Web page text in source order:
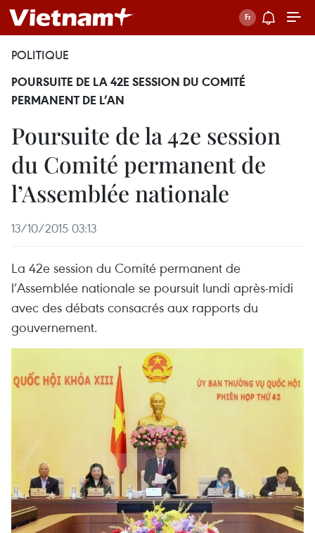
POLITIQUE
POURSUITE DE LA 42E SESSION DU COMITÉ
PERMANENT DE L’AN
Poursuite de la 42e session
du Comité permanent de
l’Assemblée nationale
13/10/2015 03:13
La 42e session du Comité permanent de
l’Assemblée nationale se poursuit lundi après-midi
avec des débats consacrés aux rapports du
gouvernement.